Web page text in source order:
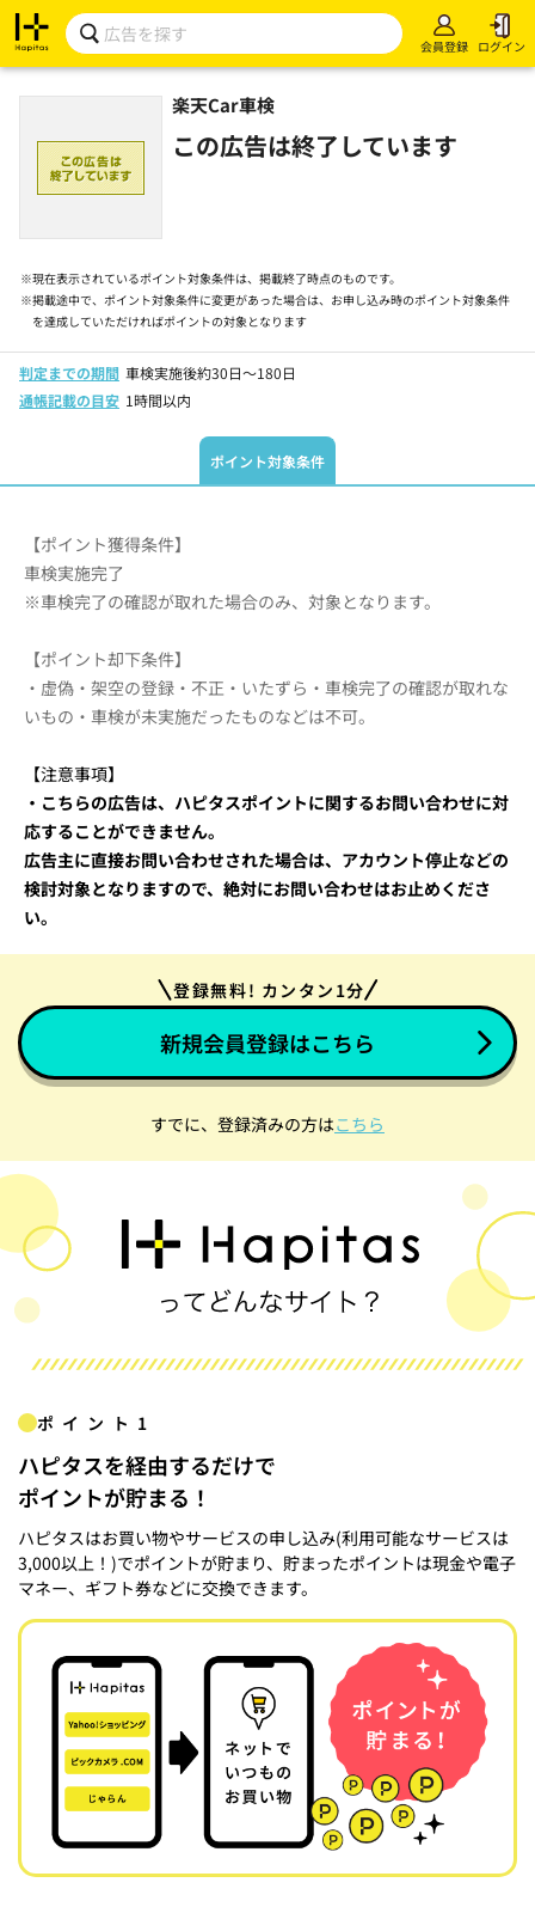
会員登録 ログイン
楽天Car車検
この広告は終了しています
※現在表示されているポイント対象条件は、掲載終了時点のものです。
※掲載途中で、ポイント対象条件に変更があった場合は、お申し込み時のポイント対象条件
を達成していただければポイントの対象となります
判定までの期間 車検実施後約30日～180日
通帳記載の目安 1時間以内
ポイント対象条件
【ポイント獲得条件】
車検実施完了
※車検完了の確認が取れた場合のみ、対象となります。
【ポイント却下条件】
・虚偽・架空の登録・不正・いたずら・車検完了の確認が取れな
いもの・車検が未実施だったものなどは不可。
【注意事項】
・こちらの広告は、ハピタスポイントに関するお問い合わせに対
応することができません。
広告主に直接お問い合わせされた場合は、アカウント停止などの
検討対象となりますので、 絶対にお問い合わせはお止めくださ
い。
登録無料! カンタン1分
新規会員登録はこちら
すでに、登録済みの方はこちら
ポイント1
ハピタスを経由するだけで
ポイントが貯まる！
ハピタスはお買い物やサービスの申し込み(利用可能なサービスは
3,000以上！)でポイントが貯まり、貯まったポイントは現金や電子
マネー、ギフト券などに交換できます。